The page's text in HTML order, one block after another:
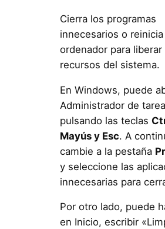
Cierra los programas
innecesarios o
ordenador para liberar
recursos del sistema.
En Windows, puede
Administrador de
pulsando las teclas
Mayús y Esc. A
cambie a la pestaña
y seleccione las
innecesarias para
Por otro lado, puede
en Inicio, escribir